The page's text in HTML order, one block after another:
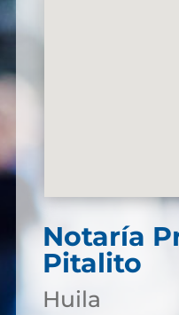
Notaría
Pitalito
Huila